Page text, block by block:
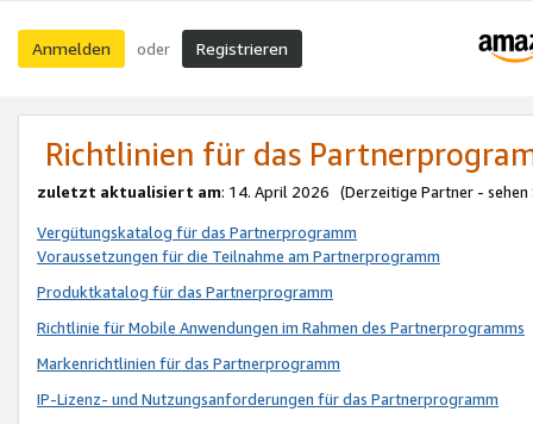
Anmelden oder Registrieren
Richtlinien für das
zuletzt aktualisiert am: 14. April 2026 (Derzeitige Partner - sehen
Vergütungskatalog für das Partnerprogramm
Voraussetzungen für die Teilnahme am Partnerprogramm
Produktkatalog für das Partnerprogramm
Richtlinie für Mobile Anwendungen im Rahmen des Partnerprogramms
Markenrichtlinien für das Partnerprogramm
IP-Lizenz- und Nutzungsanforderungen für das Partnerprogramm